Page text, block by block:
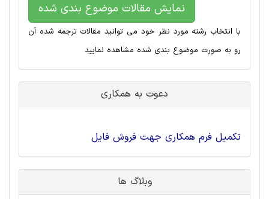
نمایش مقالات موضوع بندی شده
با انتخاب رشته مورد نظر خود می توانید مقالات ترجمه شده آن
رو به صورت موضوع بندی شده مشاهده نمایید
دعوت به همکاری
تکمیل فرم همکاری جهت فروش فایل
وبلاگ ها